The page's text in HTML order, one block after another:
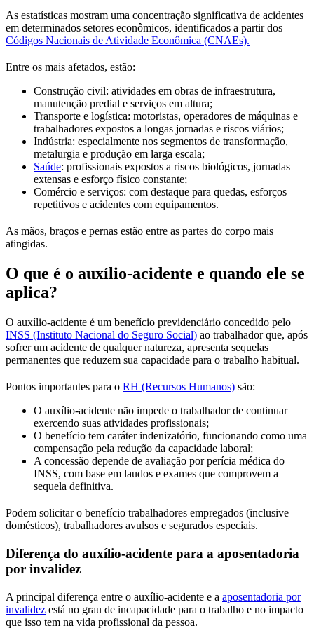
As estatísticas mostram uma concentração significativa de acidentes
em determinados setores econômicos, identificados a partir dos
Códigos Nacionais de Atividade Econômica (CNAEs).
Entre os mais afetados, estão:
Construção civil: atividades em obras de infraestrutura,
manutenção predial e serviços em altura;
Transporte e logística: motoristas, operadores de máquinas e
trabalhadores expostos a longas jornadas e riscos viários;
Indústria: especialmente nos segmentos de transformação,
metalurgia e produção em larga escala;
Saúde: profissionais expostos a riscos biológicos, jornadas
extensas e esforço físico constante;
Comércio e serviços: com destaque para quedas, esforços
repetitivos e acidentes com equipamentos.
As mãos, braços e pernas estão entre as partes do corpo mais
atingidas.
O que é o auxílio-acidente e quando ele se
aplica?
O auxílio-acidente é um benefício previdenciário concedido pelo
INSS (Instituto Nacional do Seguro Social) ao trabalhador que, após
sofrer um acidente de qualquer natureza, apresenta sequelas
permanentes que reduzem sua capacidade para o trabalho habitual.
Pontos importantes para o RH (Recursos Humanos) são:
O auxílio-acidente não impede o trabalhador de continuar
exercendo suas atividades profissionais;
O benefício tem caráter indenizatório, funcionando como uma
compensação pela redução da capacidade laboral;
A concessão depende de avaliação por perícia médica do
INSS, com base em laudos e exames que comprovem a
sequela definitiva.
Podem solicitar o benefício trabalhadores empregados (inclusive
domésticos), trabalhadores avulsos e segurados especiais.
Diferença do auxílio-acidente para a aposentadoria
por invalidez
A principal diferença entre o auxílio-acidente e a aposentadoria por
invalidez está no grau de incapacidade para o trabalho e no impacto
que isso tem na vida profissional da pessoa.